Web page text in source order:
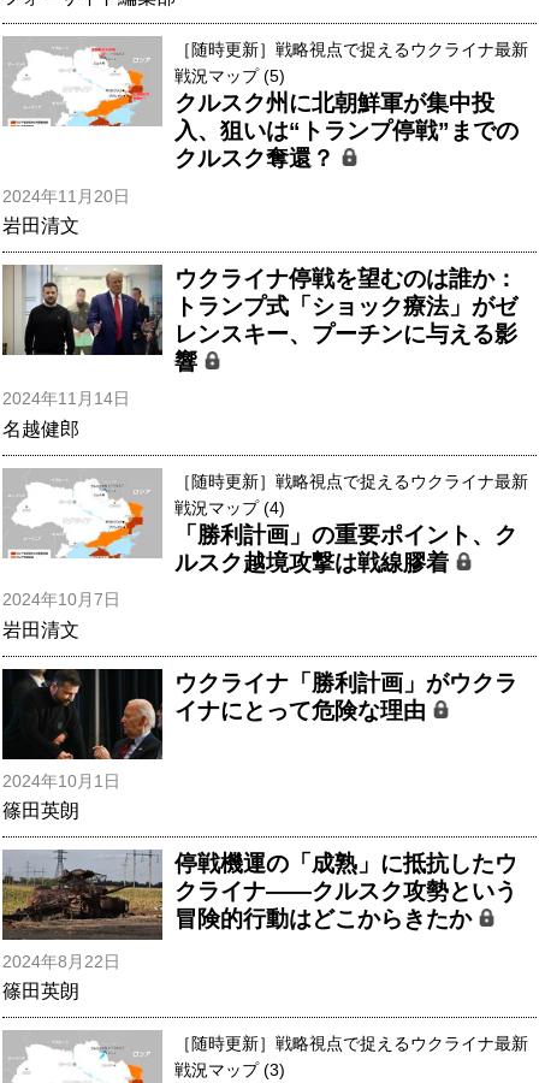
［随時更新］戦略視点で捉えるウクライナ最新
戦況マップ (5)
クルスク州に北朝鮮軍が集中投
入、狙いは“トランプ停戦”までの
クルスク奪還？
2024年11月20日
岩田清文
ウクライナ停戦を望むのは誰か：
トランプ式「ショック療法」がゼ
レンスキー、プーチンに与える影
響
2024年11月14日
名越健郎
［随時更新］戦略視点で捉えるウクライナ最新
戦況マップ (4)
「勝利計画」の重要ポイント、ク
ルスク越境攻撃は戦線膠着
2024年10月7日
岩田清文
ウクライナ「勝利計画」がウクラ
イナにとって危険な理由
2024年10月1日
篠田英朗
停戦機運の「成熟」に抵抗したウ
クライナ――クルスク攻勢という
冒険的行動はどこからきたか
2024年8月22日
篠田英朗
［随時更新］戦略視点で捉えるウクライナ最新
戦況マップ (3)